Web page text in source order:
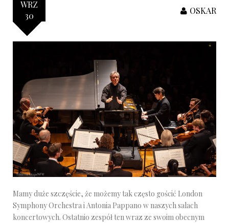
WRZ
30
OSKAR
Mamy duże szczęście, że możemy tak często gościć London
Symphony Orchestra i Antonia Pappano w naszych salach
koncertowych. Ostatnio zespół ten wraz ze swoim obecnym